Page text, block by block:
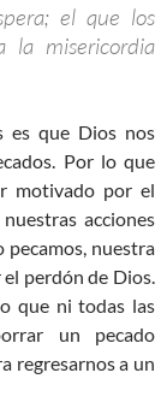
el que los
la misericordia
es que Dios nos
Por lo que
motivado por el
acciones
nuestra
perdón de Dios.
que ni todas las
un pecado
regresarnos a un